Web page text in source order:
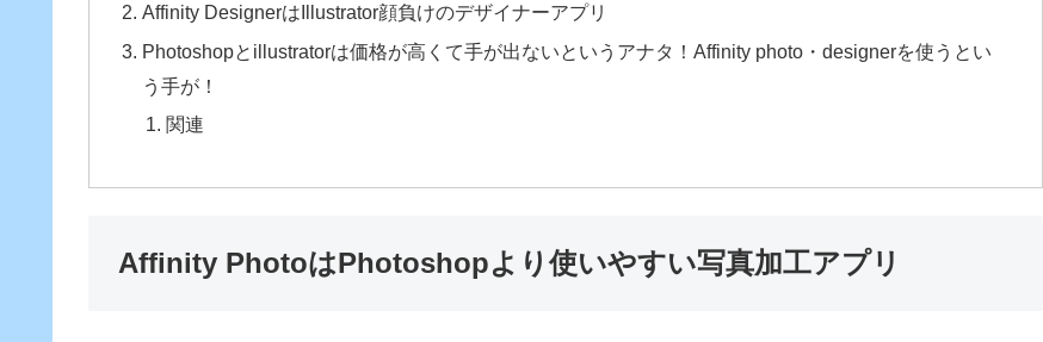
Affinity DesignerはIllustrator顔負けのデザイナーアプリ
Photoshopとillustratorは価格が高くて手が出ないというアナタ！Affinity photo・designerを使うとい
う手が！
関連
Affinity PhotoはPhotoshopより使いやすい写真加工アプリ